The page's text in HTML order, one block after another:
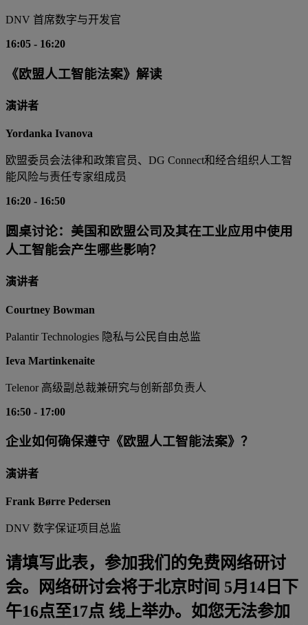
DNV 首席数字与开发官
16:05 - 16:20
《欧盟人工智能法案》解读
演讲者
Yordanka Ivanova
欧盟委员会法律和政策官员、DG Connect和经合组织人工智
能风险与责任专家组成员
16:20 - 16:50
圆桌讨论：美国和欧盟公司及其在工业应用中使用
人工智能会产生哪些影响？
演讲者
Courtney Bowman
Palantir Technologies 隐私与公民自由总监
Ieva Martinkenaite
Telenor 高级副总裁兼研究与创新部负责人
16:50 - 17:00
企业如何确保遵守《欧盟人工智能法案》？
演讲者
Frank Børre Pedersen
DNV 数字保证项目总监
请填写此表，参加我们的免费网络研讨
会。网络研讨会将于北京时间 5月14日下
午16点至17点 线上举办。如您无法参加